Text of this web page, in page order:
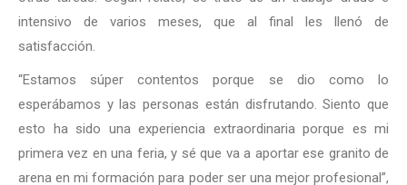
intensivo de varios meses, que al final les llenó de
satisfacción.
“Estamos súper contentos porque se dio como lo
esperábamos y las personas están disfrutando. Siento que
esto ha sido una experiencia extraordinaria porque es mi
primera vez en una feria, y sé que va a aportar ese granito de
arena en mi formación para poder ser una mejor profesional”,